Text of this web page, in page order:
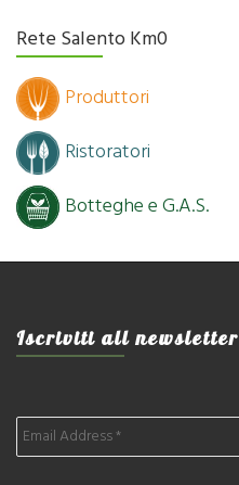
Rete Salento Km0
Produttori
Ristoratori
Botteghe e G.A.S.
Iscriviti all newsletter